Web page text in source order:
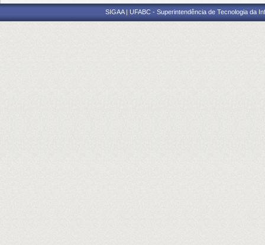
SIGAA | UFABC - Superintendência de Tecnologia da